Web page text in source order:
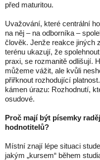
před maturitou.
Uvažování, které centrální
na něj – na odborníka –
člověk. Jenže reakce jiných
terénu ukazují, že
praxi, se rozmanitě odlišují.
můžeme vážit, ale kvůli
přiřknout rozhodující
kámen úrazu: Rozhodnutí,
osudové.
Proč mají být písemky
hodnotitelů?
Místní znají lépe situaci
jakým „kursem“ během